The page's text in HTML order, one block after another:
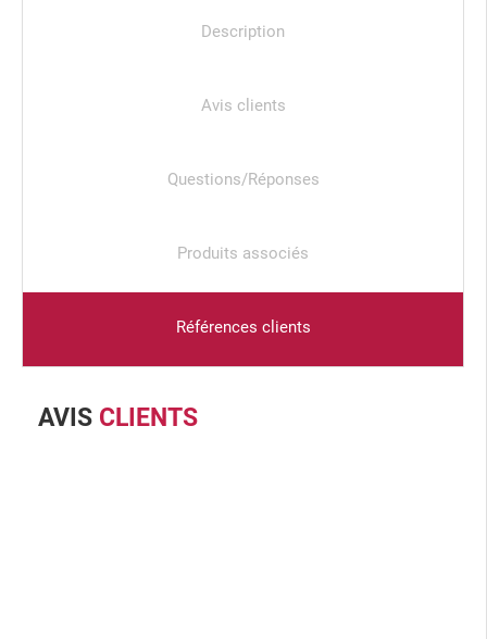
Description
Avis clients
Questions/Réponses
Produits associés
Références clients
AVIS CLIENTS